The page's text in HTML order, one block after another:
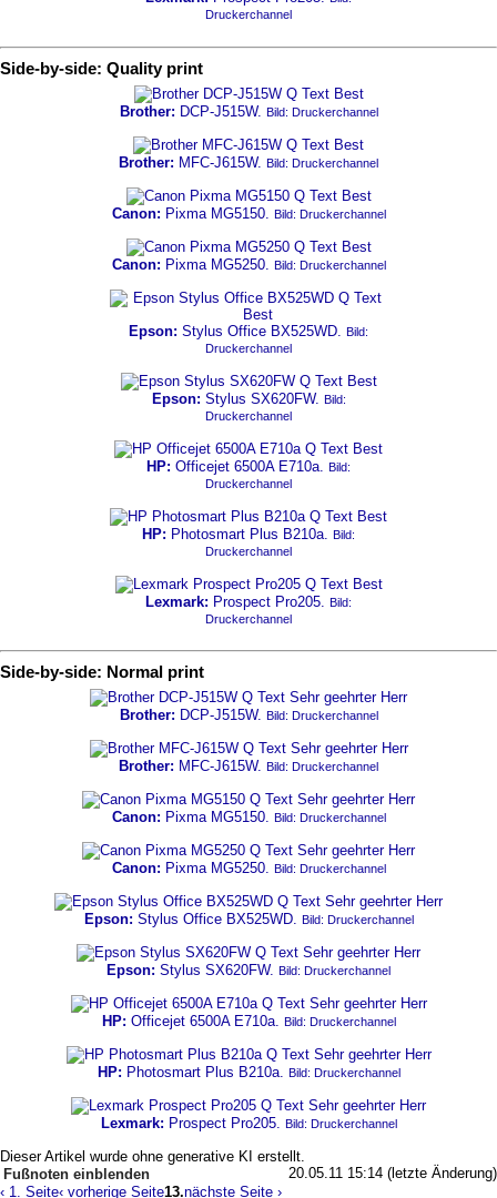
Druckerchannel
Side-by-side: Quality print
Brother: DCP-J515W. Bild: Druckerchannel
Brother: MFC-J615W. Bild: Druckerchannel
Canon: Pixma MG5150. Bild: Druckerchannel
Canon: Pixma MG5250. Bild: Druckerchannel
Epson: Stylus Office BX525WD.
Bild:
Druckerchannel
Epson: Stylus SX620FW. Bild:
Druckerchannel
HP: Officejet 6500A E710a.
Bild:
Druckerchannel
HP: Photosmart Plus B210a.
Bild:
Druckerchannel
Lexmark: Prospect Pro205.
Bild:
Druckerchannel
Side-by-side: Normal print
Brother: DCP-J515W. Bild: Druckerchannel
Brother: MFC-J615W. Bild: Druckerchannel
Canon: Pixma MG5150. Bild: Druckerchannel
Canon: Pixma MG5250. Bild: Druckerchannel
Epson: Stylus Office BX525WD. Bild: Druckerchannel
Epson: Stylus SX620FW. Bild: Druckerchannel
HP: Officejet 6500A E710a. Bild: Druckerchannel
HP: Photosmart Plus B210a. Bild: Druckerchannel
Lexmark: Prospect Pro205. Bild: Druckerchannel
Dieser Artikel wurde ohne generative KI erstellt.
20.05.11 15:14 (letzte Änderung)
Fußnoten
‹ 1. Seite‹ vorherige Seite13.nächste Seite ›